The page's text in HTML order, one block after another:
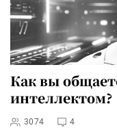
Как вы
интеллектом?
3074 4